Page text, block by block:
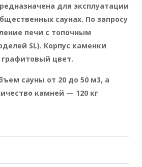
для эксплуатации
саунах. По запросу
печи с топочным
SL). Корпус каменки
цвет.
сауны от 20 до 50 м3, а
камней — 120 кг